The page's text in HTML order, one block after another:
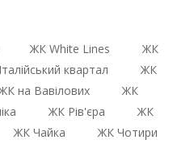
ЖК White Lines
ЖК
квартал
ЖК
на Вавілових
ЖК
ЖК Рів'єра
ЖК
ЖК Чайка
ЖК Чотири